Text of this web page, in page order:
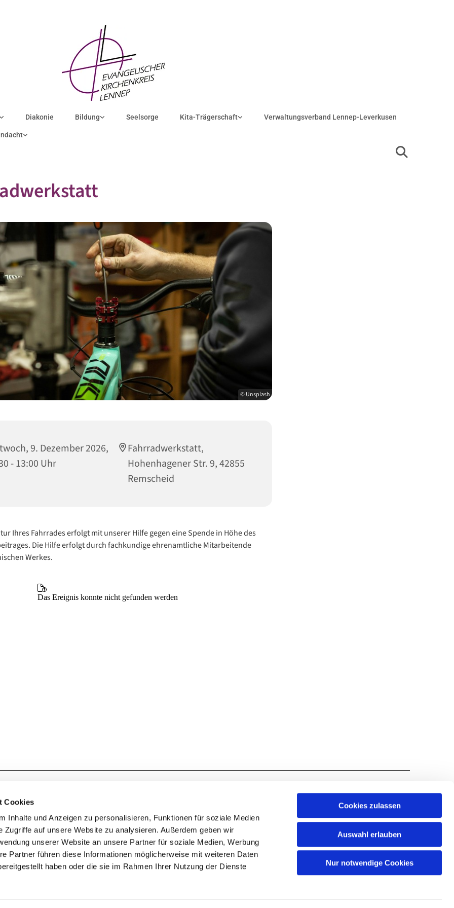
Cookies
Inhalte und Anzeigen zu personalisieren, Funktionen für soziale Medien
Zugriffe auf unsere Website zu analysieren. Außerdem geben wir
unserer Website an unsere Partner für soziale Medien, Werbung
Partner führen diese Informationen möglicherweise mit weiteren Daten
haben oder die sie im Rahmen Ihrer Nutzung der Dienste
Cookies zulassen
Auswahl erlauben
Nur notwendige Cookies
Diakonie Bildung Seelsorge Kita-Trägerschaft Verwaltungsverband Lennep-Leverkusen
© Unsplash
9. Dezember 2026,
- 13:00 Uhr
Fahrradwerkstatt,
Hohenhagener Str. 9, 42855
Remscheid
Ihres Fahrrades erfolgt mit unserer Hilfe gegen eine Spende in Höhe des
Die Hilfe erfolgt durch fachkundige ehrenamtliche Mitarbeitende
Werkes.
Geschwister-Scholl-Strasse 1a
42897 Remscheid
Impressum ChurchDesk-Login